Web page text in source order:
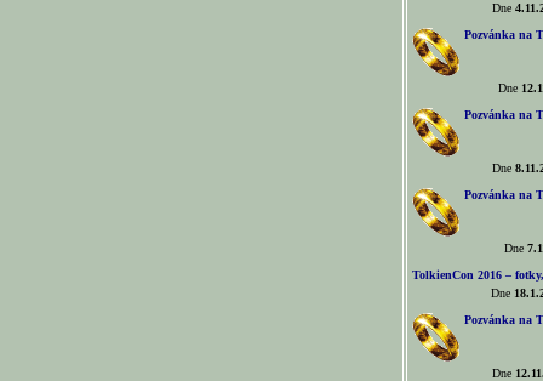
Dne
Pozvánka na
Dne
Pozvánka na
Dne
Pozvánka na
Dne
TolkienCon 2016 –
Dne
Pozvánka na
Dne